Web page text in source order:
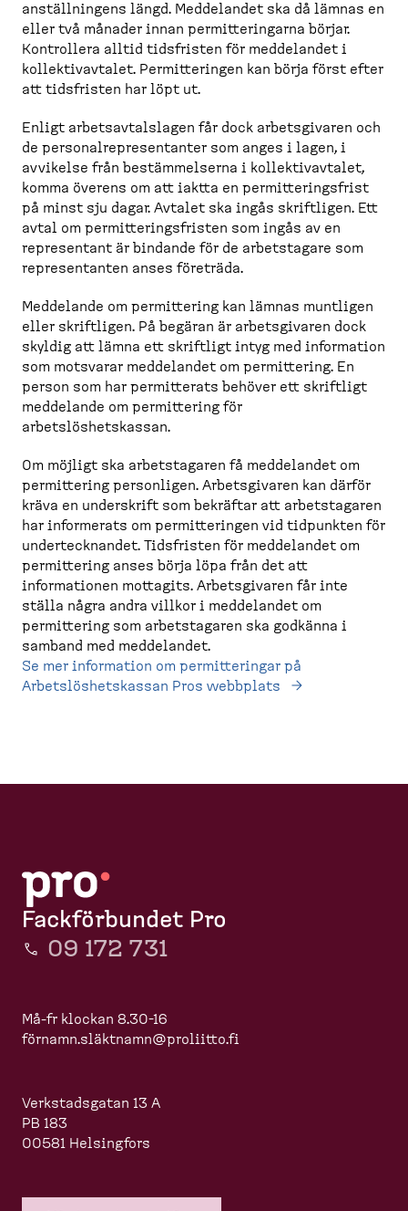
anställningens längd. Meddelandet ska då lämnas en
eller två månader innan permitteringarna börjar.
Kontrollera alltid tidsfristen för meddelandet i
kollektivavtalet. Permitteringen kan börja först efter
att tidsfristen har löpt ut.
Enligt arbetsavtalslagen får dock arbetsgivaren och
de personalrepresentanter som anges i lagen, i
avvikelse från bestämmelserna i kollektivavtalet,
komma överens om att iaktta en permitteringsfrist
på minst sju dagar. Avtalet ska ingås skriftligen. Ett
avtal om permitteringsfristen som ingås av en
representant är bindande för de arbetstagare som
representanten anses företräda.
Meddelande om permittering kan lämnas muntligen
eller skriftligen. På begäran är arbetsgivaren dock
skyldig att lämna ett skriftligt intyg med information
som motsvarar meddelandet om permittering. En
person som har permitterats behöver ett skriftligt
meddelande om permittering för
arbetslöshetskassan.
Om möjligt ska arbetstagaren få meddelandet om
permittering personligen. Arbetsgivaren kan därför
kräva en underskrift som bekräftar att arbetstagaren
har informerats om permitteringen vid tidpunkten för
undertecknandet. Tidsfristen för meddelandet om
permittering anses börja löpa från det att
informationen mottagits. Arbetsgivaren får inte
ställa några andra villkor i meddelandet om
permittering som arbetstagaren ska godkänna i
samband med meddelandet.
Se mer information om permitteringar på
Arbetslöshetskassan Pros webbplats
Fackförbundet Pro
09 172 731
Må-fr klockan 8.30-16
förnamn.släktnamn@proliitto.fi
Verkstadsgatan 13 A
PB 183
00581 Helsingfors